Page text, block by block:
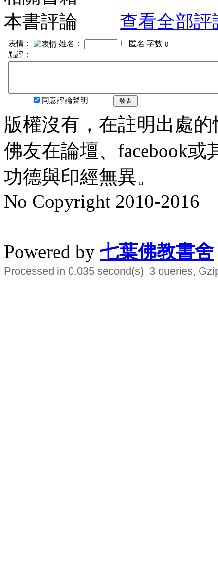
本書評論
查看全部評
表情： 姓名： 匿名 字數
點評：
同意評論聲明 發表
版權沒有，在註明出處
佛友在論壇、facebook
功德與印經無異。
No Copyright 2010-2016
Powered by 七葉佛教書舍
Processed in 0.035 second(s), 3 queries,